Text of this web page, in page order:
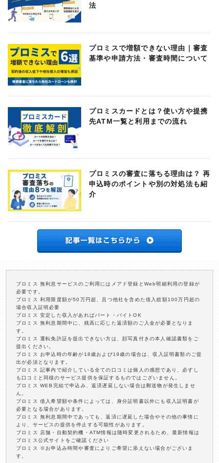
法
プロミスで増額できない理由｜審査
基準や申請方法・審査時間について
プロミスカードとは？使い方や提携
先ATM一覧と利用までの流れ
プロミスの審査に落ちる理由は？ 再
申込時のポイントや別の対処法も紹
介
プロミス 無利息サービスのご利用にはメアド登録とWeb明細利用の登録が
必要です。
プロミス 利用限度額が50万円超、且つ他社を含めた借入総額100万円超の
場合収入証明必要
プロミス 安定した収入があればパート・バイトOK
プロミス 無利息期間中に、残高に応じた返済額のご入金が必要となりま
す。
プロミス 運転免許証を提出できない方は、顔写真付きの本人確認書類をご
提出ください。
プロミス お申込時の年齢が18歳および19歳の場合は、収入証明書類のご提
出が必須となります。
プロミス 記事内で紹介している全ての口コミは個人の感想であり、必ずし
も口コミと同様のサービス提供を保証するものではございません。
プロミス WEB完結で申込み、返済遅延しない場合は郵送物が発生しませ
ん。
プロミス 借入希望額や条件によっては、身分証明書以外にも収入証明書が
必要となる場合があります。
プロミス 無利息期間中であっても、返済に遅延した場合やその他の事情に
より、サービスの提供を停止する可能性があります。
プロミス 店舗・自動契約機・ATM情報は随時変更されるため、最新情報は
プロミス公式サイトをご確認ください
プロミス ※お申込み時間や審査によりご希望に添えない場合がございま
す。